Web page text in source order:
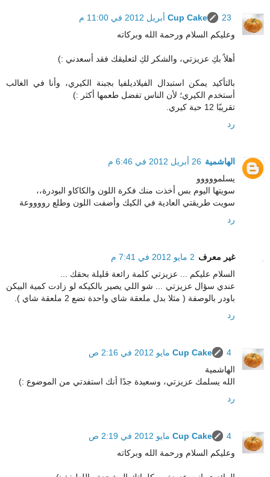
Cup Cake
23 أبريل 2012 في 11:00 م
وعليكم السلام ورحمة الله وبركاته
أهلاً بكِ عزيزتي، والشكر لكِ لتعليقك فقد أسعدني :)
بالتأكيد يمكن استبدال الفيلاديلفيا بجبنة الكيري، وأنا في الغالب
أستخدم الكيري؛ لأن الناس تفضل طعمها أكثر :)
تقريبًا 12 حبة كيري.
رد
الهاشمية 26 أبريل 2012 في 6:46 م
يسلمووووو
سويتها اليوم بس أخذت منك فكرة اللون والكاكاو البودرة،،
سويت طريقتي العادية في الكيك وأضفت اللون وطلع رووووعة
رد
غير معرف 2 مايو 2012 في 7:41 م
السلام عليكم ... عزيزتي كلمة رائعة قليلة بحقك ...
عندي سؤال عزيزتي ... شو اللي يصير بالكيكه لو زادت كمية البيكن
باودر بالوصفة ( مثلا بدل ملعقة شاي واحدة نضع 2 ملعقة شاي ).
رد
Cup Cake
4 مايو 2012 في 2:16 ص
الهاشمية
الله يسلمك عزيزتي، وسعيدة جدًا أنك استفدتي من الموضوع :)
رد
Cup Cake
4 مايو 2012 في 2:19 ص
وعليكم السلام ورحمة الله وبركاته